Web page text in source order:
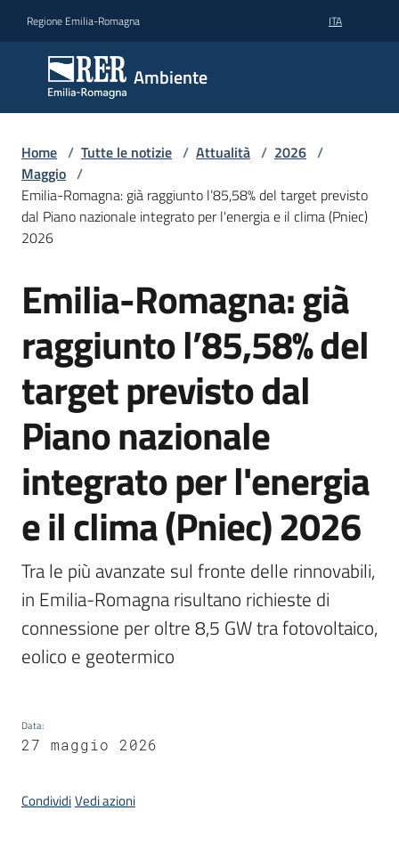
Regione Emilia-Romagna ITA
Ambiente
Ambiente
Novità
Atti
Bandi
Piani
Programmi
Seguici
su
Home / Tutte le notizie / Attualità / 2026 /
Maggio /
Emilia-Romagna: già raggiunto l’85,58% del target previsto
dal Piano nazionale integrato per l'energia e il clima (Pniec)
2026
Salta al contenuto
Emilia-Romagna: già
raggiunto l’85,58% del
target previsto dal
Piano nazionale
integrato per l'energia
e il clima (Pniec) 2026
Tra le più avanzate sul fronte delle rinnovabili,
in Emilia-Romagna risultano richieste di
connessione per oltre 8,5 GW tra fotovoltaico,
eolico e geotermico
Data:
27 maggio 2026
CondividiVedi azioni